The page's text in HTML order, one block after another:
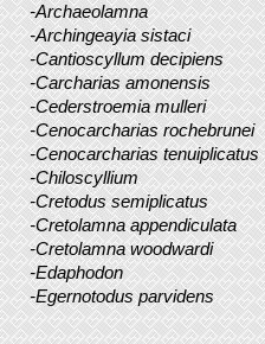
-Archaeolamna
-Archingeayia sistaci
-Cantioscyllum decipiens
-Carcharias amonensis
-Cederstroemia mulleri
-Cenocarcharias rochebrunei
-Cenocarcharias tenuiplicatus
-Chiloscyllium
-Cretodus semiplicatus
-Cretolamna appendiculata
-Cretolamna woodwardi
-Edaphodon
-Egernotodus parvidens